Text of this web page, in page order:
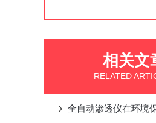
相关文
RELATED